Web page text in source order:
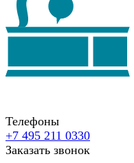
Телефоны
+7 495 211 0330
Заказать звонок